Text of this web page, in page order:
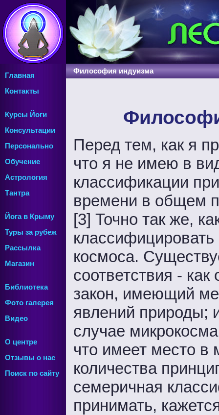
Главная
Контакты
Курсы Йоги
Консультации
Персонально
Обучение
Астрология
Тантра
Йога в Крыму
Туры за рубеж
Рассылка
Магазин
Библиотека
Фото галерея
Видео
О центре
Отзывы о нас
Поиск по сайту
Философия индуизма
Перед тем, как я
что я не имею в
классификации
времени в общем
[3] Точно так же,
космоса.
соответствия -
закон, имеющий
явлений природы;
случае
что имеет место в
количества
семеричная
принимать,